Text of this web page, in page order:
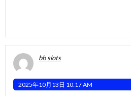
bb slots
2025年10月13日 10:17 AM